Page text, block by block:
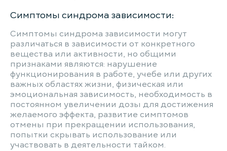
Симптомы синдрома зависимости:
Симптомы синдрома зависимости могут
различаться в зависимости от конкретного
вещества или активности, но общими
признаками являются: нарушение
функционирования в работе, учебе или других
важных областях жизни, физическая или
эмоциональная зависимость, необходимость в
постоянном увеличении дозы для достижения
желаемого эффекта, развитие симптомов
отмены при прекращении использования,
попытки скрывать использование или
участвовать в деятельности тайком.